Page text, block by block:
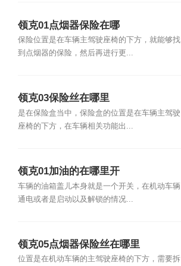
领克01点烟器保险在哪
保险位置是在车辆主驾驶座椅的下方，就能够找
到点烟器的保险，然后再进行更...
领克03保险丝在哪里
是在保险盒当中，保险盒的位置是在车辆主驾驶
座椅的下方，在车辆相关功能出...
领克01加油的在哪里开
车辆的油箱盖儿本身就是一个开关，在机动车辆
通电或者是启动以及解锁的情况...
领克05点烟器保险丝在哪里
位置是在机动车辆的主驾驶座椅的下方，需要拆